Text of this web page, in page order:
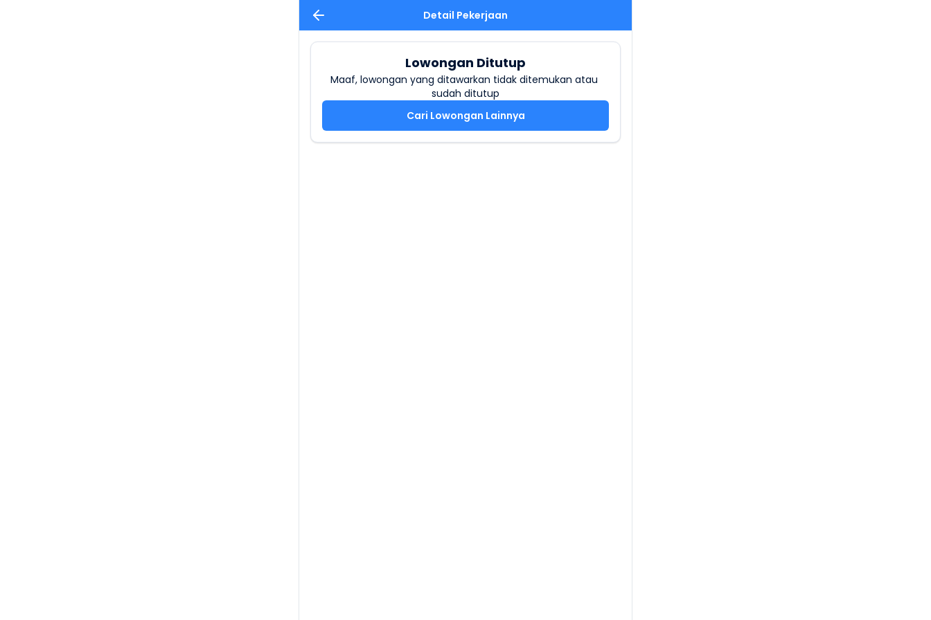
Detail Pekerjaan
Lowongan Ditutup
Maaf, lowongan yang ditawarkan tidak ditemukan atau
sudah ditutup
Cari Lowongan Lainnya